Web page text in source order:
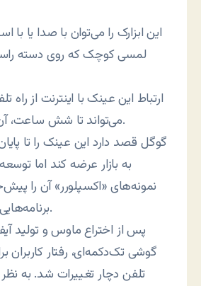
این ابزارک را می‌توان با صدا یا
لمسی کوچک که روی دسته
ارتباط این عینک با اینترنت از
می‌تواند تا شش ساعت، آن را روشن نگاه دارد.
به بازار عرضه کند اما
نمونه‌های «اکسپلورر» آن را
برنامه‌هایی را برای آن بنویسند.
پس از اختراع ماوس و تولید
گوشی تک‌دکمه‌ای، رفتار کاربران
تلفن دچار تغییرات شد. به